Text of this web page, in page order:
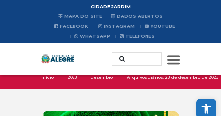
Abrir a barra de ferramentas
CIDADE JARDIM
MAPA DO SITE
DADOS ABERTOS
FACEBOOK
INSTAGRAM
YOUTUBE
WHATSAPP
TELEFONES
Início 2023 dezembro Arquivos diários: 23 de dezembro de 2023